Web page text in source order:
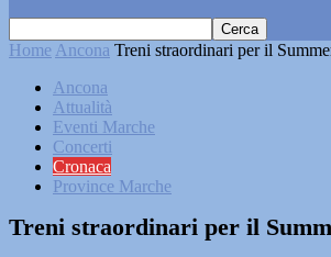
Home Ancona Treni straordinari per il
Ancona
Attualità
Eventi Marche
Concerti
Cronaca
Province Marche
Treni straordinari per il